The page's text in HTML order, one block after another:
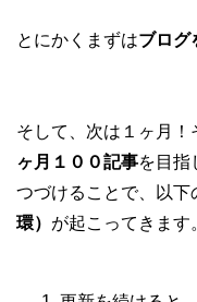
とにかくまずはブログ
そして、次は１ヶ月
ヶ月１００記事を目指
つづけることで、以下
環） が起こってきます